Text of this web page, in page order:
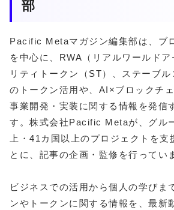
部
Pacific Metaマガジン編集部は、ブ
を中心に、RWA（リアルワールドア
リティトークン（ST）、ステーブ
のトークン活用や、AI×ブロックチ
事業開発・実装に関する情報を発信
す。株式会社Pacific Metaが、グル
上・41カ国以上のプロジェクトを支
とに、記事の企画・監修を行ってい
ビジネスでの活用から個人の学びま
ンやトークンに関する情報を、最新